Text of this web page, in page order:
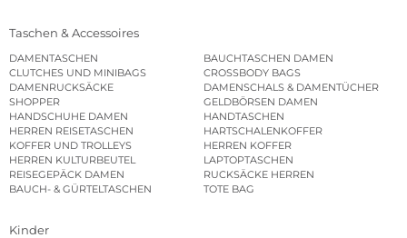
Taschen & Accessoires
DAMENTASCHEN
BAUCHTASCHEN DAMEN
CLUTCHES UND MINIBAGS
CROSSBODY BAGS
DAMENRUCKSÄCKE
DAMENSCHALS & DAMENTÜCHER
SHOPPER
GELDBÖRSEN DAMEN
HANDSCHUHE DAMEN
HANDTASCHEN
HERREN REISETASCHEN
HARTSCHALENKOFFER
KOFFER UND TROLLEYS
HERREN KOFFER
HERREN KULTURBEUTEL
LAPTOPTASCHEN
REISEGEPÄCK DAMEN
RUCKSÄCKE HERREN
BAUCH- & GÜRTELTASCHEN
TOTE BAG
Kinder